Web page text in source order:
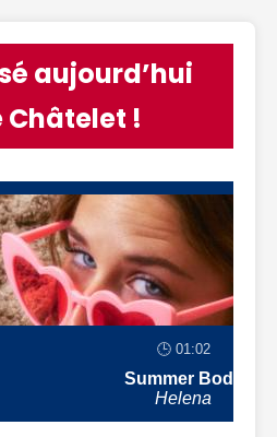
aujourd’hui
Châtelet !
🕒 01:02
Summer Body
Helena